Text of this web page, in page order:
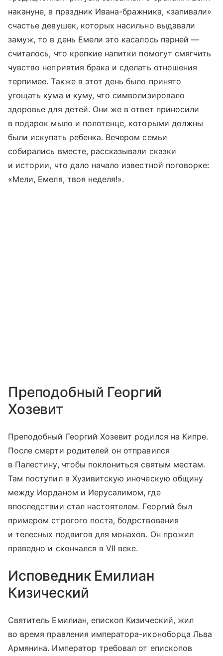
накануне, в праздник Ивана-бражника, «запивали»
счастье девушек, которых насильно выдавали
замуж, то в день Емели это касалось парней —
считалось, что крепкие напитки помогут смягчить
чувство неприятия брака и сделать отношения
терпимее. Также в этот день было принято
угощать кума и куму, что символизировало
здоровье для детей. Они же в ответ приносили
в подарок мыло и полотенце, которыми должны
были искупать ребенка. Вечером семьи
собирались вместе, рассказывали сказки
и истории, что дало начало известной поговорке:
«Мели, Емеля, твоя неделя!».
Преподобный Георгий
Хозевит
Преподобный Георгий Хозевит родился на Кипре.
После смерти родителей он отправился
в Палестину, чтобы поклониться святым местам.
Там поступил в Хузивитскую иноческую общину
между Иорданом и Иерусалимом, где
впоследствии стал настоятелем. Георгий был
примером строгого поста, бодрствования
и телесных подвигов для монахов. Он прожил
праведно и скончался в VII веке.
Исповедник Емилиан
Кизический
Святитель Емилиан, епископ Кизический, жил
во время правления императора-иконоборца Льва
Армянина. Император требовал от епископов